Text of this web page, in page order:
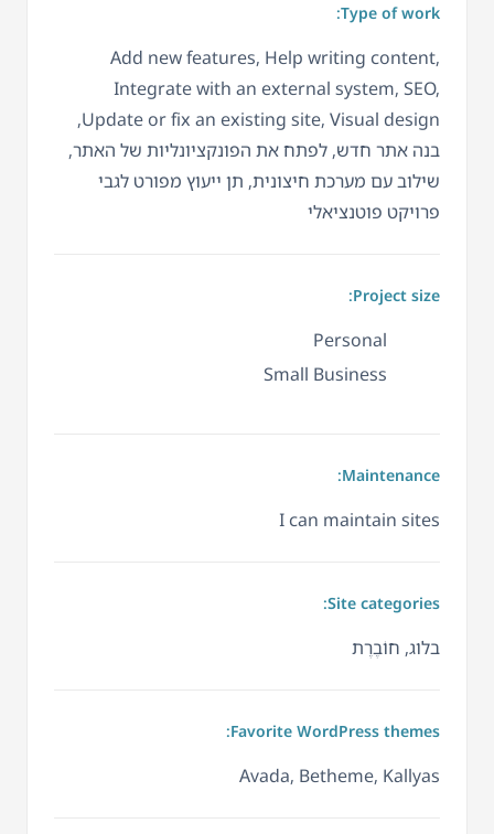
Type of work:
Add new features, Help writing content,
Integrate with an external system, SEO,
Update or fix an existing site, Visual design,
בנה אתר חדש, לפתח את הפונקציונליות של האתר,
שילוב עם מערכת חיצונית, תן ייעוץ מפורט לגבי
פרויקט פוטנציאלי
Project size:
Personal
Small Business
Maintenance:
I can maintain sites
Site categories:
בלוג, חוֹבֶרֶת
Favorite WordPress themes:
Avada, Betheme, Kallyas